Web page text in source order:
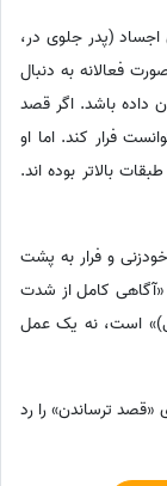
(پدر جلوی در،
فعالانه به دنبال
داده باشد. اگر قصد
فرار کند. اما او
بالاتر بوده اند.
و فرار به پشت
کامل از شدت
است، نه یک عمل
ترساندن» را رد